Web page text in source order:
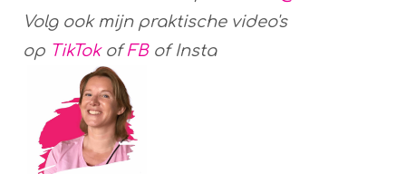
Volg ook mijn praktische video's
op TikTok of FB of Insta